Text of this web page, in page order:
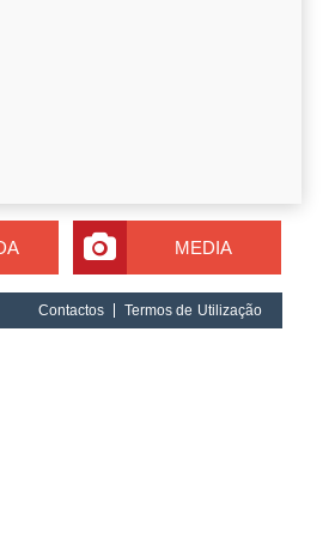
MEDIA
Contactos Termos de Utilização